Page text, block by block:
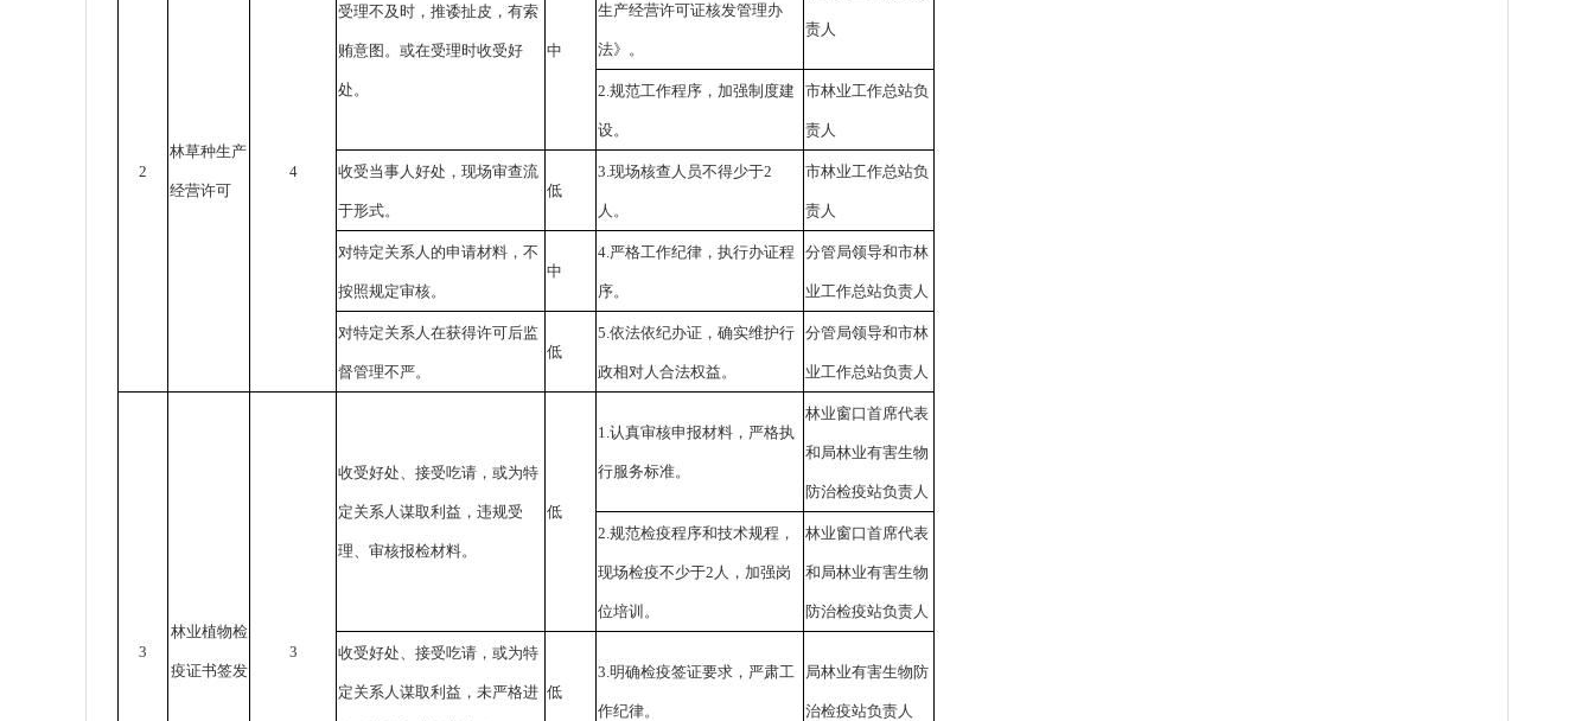
2
林草种生产
经营许可
4
受理不及时，推诿扯皮，有索
贿意图。或在受理时收受好
处。
中
生产经营许可证核发管理办
法》。
责人
2.规范工作程序，加强制度建
设。
市林业工作总站负
责人
收受当事人好处，现场审查流
于形式。
低
3.现场核查人员不得少于2
人。
市林业工作总站负
责人
对特定关系人的申请材料，不
按照规定审核。
中
4.严格工作纪律，执行办证程
序。
分管局领导和市林
业工作总站负责人
对特定关系人在获得许可后监
督管理不严。
低
5.依法依纪办证，确实维护行
政相对人合法权益。
分管局领导和市林
业工作总站负责人
3
林业植物检
疫证书签发
3
收受好处、接受吃请，或为特
定关系人谋取利益，违规受
理、审核报检材料。
低
1.认真审核申报材料，严格执
行服务标准。
林业窗口首席代表
和局林业有害生物
防治检疫站负责人
2.规范检疫程序和技术规程，
现场检疫不少于2人，加强岗
位培训。
林业窗口首席代表
和局林业有害生物
防治检疫站负责人
收受好处、接受吃请，或为特
定关系人谋取利益，未严格进 低
3.明确检疫签证要求，严肃工
作纪律。
局林业有害生物防
治检疫站负责人